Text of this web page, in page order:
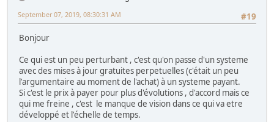
#19
September 07, 2019, 08:30:31 AM
Bonjour
Ce qui est un peu perturbant , c'est qu'on passe d'un systeme
avec des mises à jour gratuites perpetuelles (c'était un peu
l'argumentaire au moment de l'achat) à un systeme payant.
Si c'est le prix à payer pour plus d'évolutions , d'accord mais ce
qui me freine , c'est le manque de vision dans ce qui va etre
développé et l'échelle de temps.